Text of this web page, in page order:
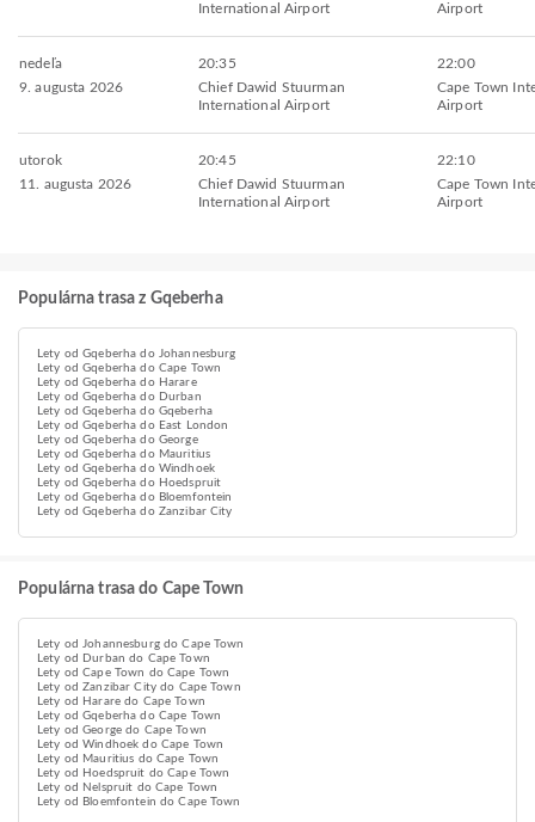
International Airport
Airport
nedeľa
9. augusta 2026
20:35
Chief Dawid Stuurman
International Airport
22:00
Cape Town
Airport
utorok
11. augusta 2026
20:45
Chief Dawid Stuurman
International Airport
22:10
Cape Town
Airport
Populárna trasa z Gqeberha
Lety od Gqeberha do Johannesburg
Lety od Gqeberha do Cape Town
Lety od Gqeberha do Harare
Lety od Gqeberha do Durban
Lety od Gqeberha do Gqeberha
Lety od Gqeberha do East London
Lety od Gqeberha do George
Lety od Gqeberha do Mauritius
Lety od Gqeberha do Windhoek
Lety od Gqeberha do Hoedspruit
Lety od Gqeberha do Bloemfontein
Lety od Gqeberha do Zanzibar City
Populárna trasa do Cape Town
Lety od Johannesburg do Cape Town
Lety od Durban do Cape Town
Lety od Cape Town do Cape Town
Lety od Zanzibar City do Cape Town
Lety od Harare do Cape Town
Lety od Gqeberha do Cape Town
Lety od George do Cape Town
Lety od Windhoek do Cape Town
Lety od Mauritius do Cape Town
Lety od Hoedspruit do Cape Town
Lety od Nelspruit do Cape Town
Lety od Bloemfontein do Cape Town